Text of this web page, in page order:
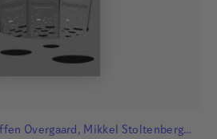
Overgaard , Mikkel Stoltenberg